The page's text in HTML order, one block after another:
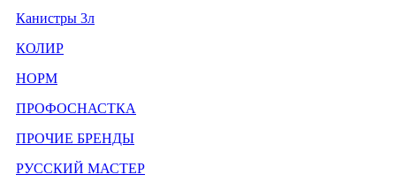
Канистры 3л
КОЛИР
НОРМ
ПРОФОСНАСТКА
ПРОЧИЕ БРЕНДЫ
РУССКИЙ МАСТЕР